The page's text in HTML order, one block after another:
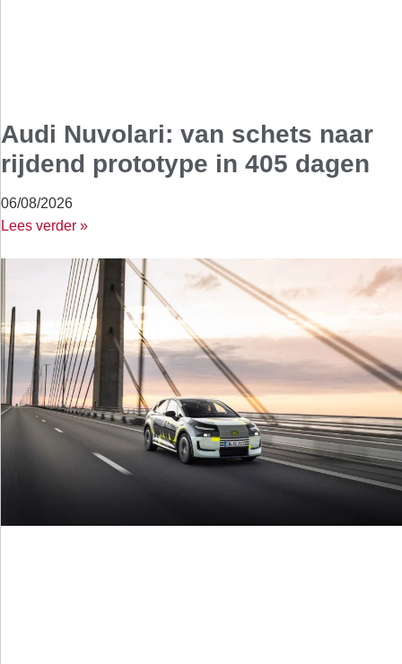
Audi Nuvolari: van schets naar
rijdend prototype in 405 dagen
06/08/2026
Lees verder »